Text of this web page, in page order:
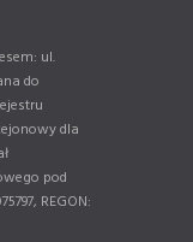
ul.
do
dla
pod
REGON: